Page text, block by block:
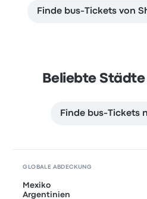
Finde bus-Tickets von
Beliebte
Finde bus-Tickets
GLOBALE ABDECKUNG
Mexiko
Argentinien